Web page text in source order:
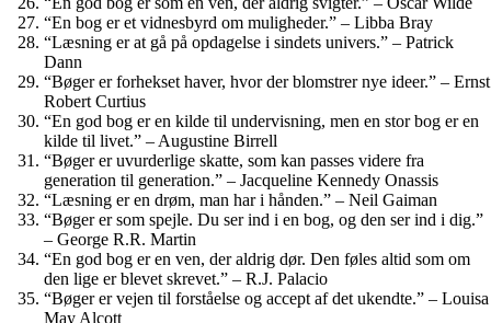
“En bog er et vidnesbyrd om muligheder.” – Libba Bray
“Læsning er at gå på opdagelse i sindets univers.” – Patrick
Dann
“Bøger er forhekset haver, hvor der blomstrer nye ideer.” – Ernst
Robert Curtius
“En god bog er en kilde til undervisning, men en stor bog er en
kilde til livet.” – Augustine Birrell
“Bøger er uvurderlige skatte, som kan passes videre fra
generation til generation.” – Jacqueline Kennedy Onassis
“Læsning er en drøm, man har i hånden.” – Neil Gaiman
“Bøger er som spejle. Du ser ind i en bog, og den ser ind i dig.”
– George R.R. Martin
“En god bog er en ven, der aldrig dør. Den føles altid som om
den lige er blevet skrevet.” – R.J. Palacio
“Bøger er vejen til forståelse og accept af det ukendte.” – Louisa
May Alcott